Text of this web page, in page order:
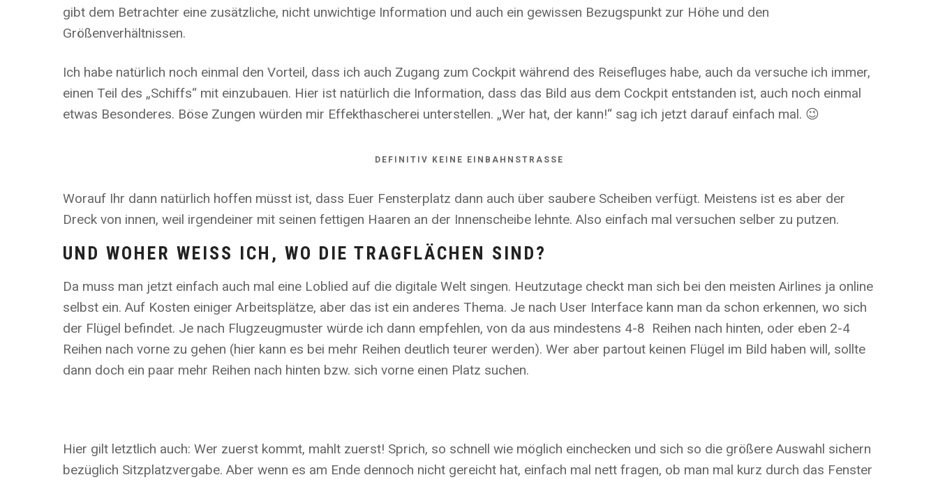
gibt dem Betrachter eine zusätzliche, nicht unwichtige Information und auch ein gewissen Bezugspunkt zur Höhe und den
Größenverhältnissen.
Ich habe natürlich noch einmal den Vorteil, dass ich auch Zugang zum Cockpit während des Reisefluges habe, auch da versuche ich immer,
einen Teil des „Schiffs“ mit einzubauen. Hier ist natürlich die Information, dass das Bild aus dem Cockpit entstanden ist, auch noch einmal
etwas Besonderes. Böse Zungen würden mir Effekthascherei unterstellen. „Wer hat, der kann!“ sag ich jetzt darauf einfach mal. 😉
DEFINITIV KEINE EINBAHNSTRASSE
Worauf Ihr dann natürlich hoffen müsst ist, dass Euer Fensterplatz dann auch über saubere Scheiben verfügt. Meistens ist es aber der
Dreck von innen, weil irgendeiner mit seinen fettigen Haaren an der Innenscheibe lehnte. Also einfach mal versuchen selber zu putzen.
UND WOHER WEISS ICH, WO DIE TRAGFLÄCHEN SIND?
Da muss man jetzt einfach auch mal eine Loblied auf die digitale Welt singen. Heutzutage checkt man sich bei den meisten Airlines ja online
selbst ein. Auf Kosten einiger Arbeitsplätze, aber das ist ein anderes Thema. Je nach User Interface kann man da schon erkennen, wo sich
der Flügel befindet. Je nach Flugzeugmuster würde ich dann empfehlen, von da aus mindestens 4-8 Reihen nach hinten, oder eben 2-4
Reihen nach vorne zu gehen (hier kann es bei mehr Reihen deutlich teurer werden). Wer aber partout keinen Flügel im Bild haben will, sollte
dann doch ein paar mehr Reihen nach hinten bzw. sich vorne einen Platz suchen.
Hier gilt letztlich auch: Wer zuerst kommt, mahlt zuerst! Sprich, so schnell wie möglich einchecken und sich so die größere Auswahl sichern
bezüglich Sitzplatzvergabe. Aber wenn es am Ende dennoch nicht gereicht hat, einfach mal nett fragen, ob man mal kurz durch das Fenster